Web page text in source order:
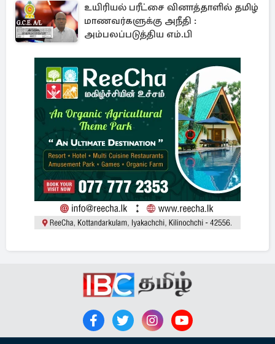
உயிரியல் பரீட்சை வினாத்தாளில் தமிழ்
மாணவர்களுக்கு அநீதி :
அம்பலப்படுத்திய எம்.பி